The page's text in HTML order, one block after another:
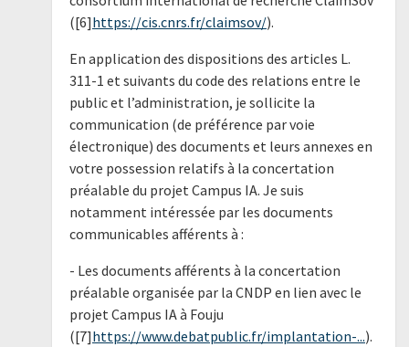
([6]https://cis.cnrs.fr/claimsov/).
En application des dispositions des articles L.
311-1 et suivants du code des relations entre le
public et l’administration, je sollicite la
communication (de préférence par voie
électronique) des documents et leurs annexes en
votre possession relatifs à la concertation
préalable du projet Campus IA. Je suis
notamment intéressée par les documents
communicables afférents à :
- Les documents afférents à la concertation
préalable organisée par la CNDP en lien avec le
projet Campus IA à Fouju
([7]https://www.debatpublic.fr/implantation-...).